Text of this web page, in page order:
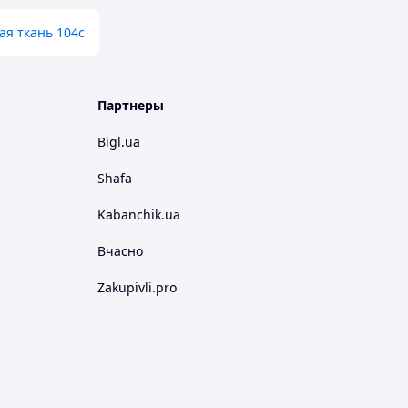
ткань 104с
Партнеры
Bigl.ua
Shafa
Kabanchik.ua
Вчасно
Zakupivli.pro